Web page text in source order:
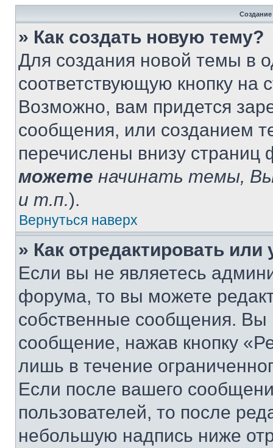
» Как создать новую тему?
Для создания новой темы в
соответствующую кнопку
Возможно, вам придется
сообщения, или созданием
перечислены внизу
можете начинать темы,
и т.п.).
Вернуться наверх
» Как отредактировать
Если вы не являетесь
форума, то вы можете
собственные сообщения. Вы
сообщение, нажав кнопку
лишь в течение
Если после вашего
пользователей, то после
небольшую надпись ниже